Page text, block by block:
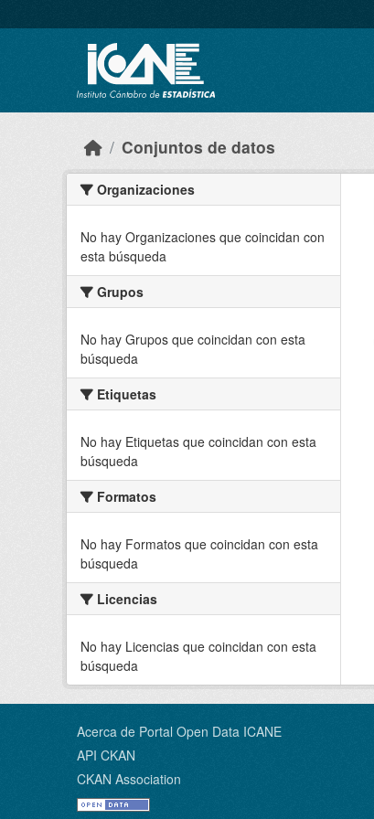
Conjuntos de datos
Organizaciones
No hay Organizaciones que coincidan con
esta búsqueda
Grupos
No hay Grupos que coincidan con esta
búsqueda
Etiquetas
No hay Etiquetas que coincidan con esta
búsqueda
Formatos
No hay Formatos que coincidan con esta
búsqueda
Licencias
No hay Licencias que coincidan con esta
búsqueda
Acerca de Portal Open Data ICANE
API CKAN
CKAN Association